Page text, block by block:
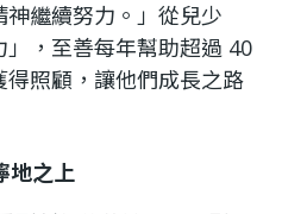
繼續努力。」從兒少
」，至善每年幫助超過 40
照顧，讓他們成長之路
地之上